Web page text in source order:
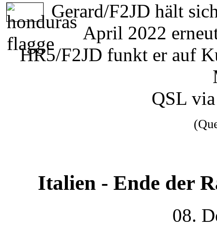
Gerard/F2JD hält
April 2022
HR5/F2JD funkt er auf
QSL
Italien - Ende der
08.